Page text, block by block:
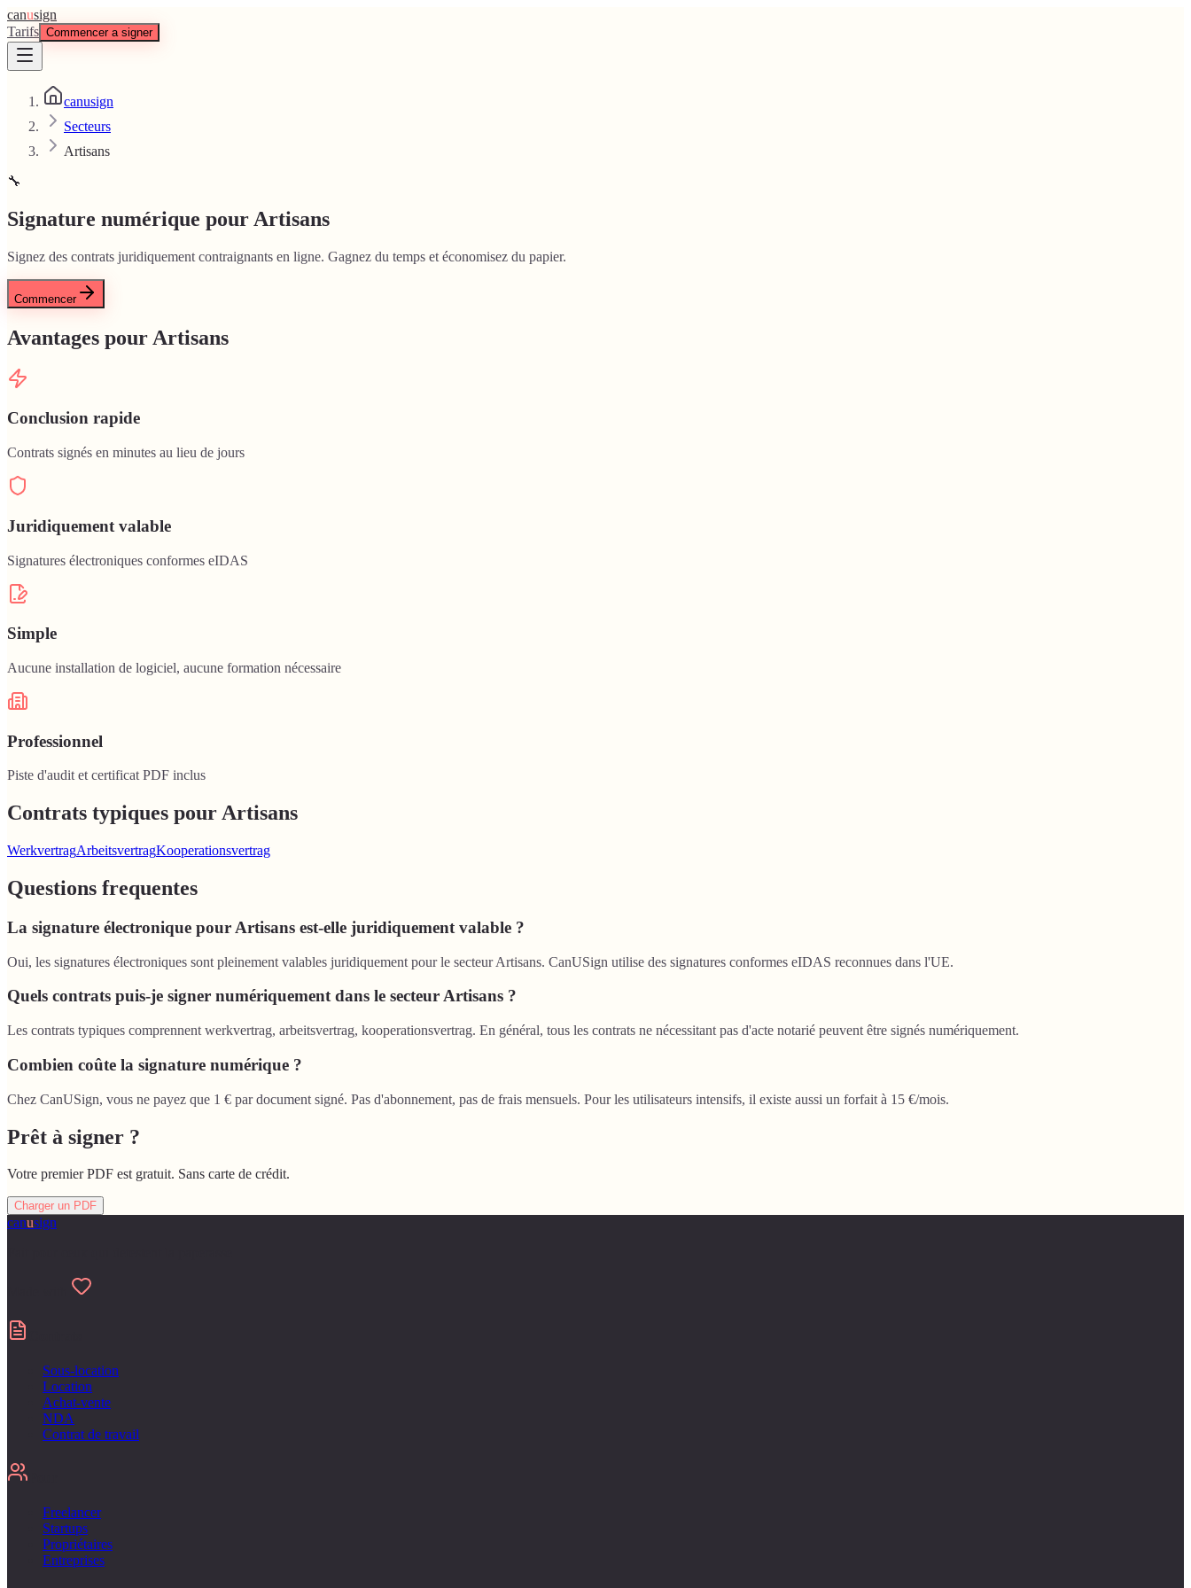
canusign
Tarifs Commencer a signer
canusign
Secteurs
Artisans
🔧
Signature numérique pour Artisans
Signez des contrats juridiquement contraignants en ligne. Gagnez du temps et économisez du papier.
Commencer
Avantages pour Artisans
Conclusion rapide
Contrats signés en minutes au lieu de jours
Juridiquement valable
Signatures électroniques conformes eIDAS
Simple
Aucune installation de logiciel, aucune formation nécessaire
Professionnel
Piste d'audit et certificat PDF inclus
Contrats typiques pour Artisans
WerkvertragArbeitsvertragKooperationsvertrag
Questions frequentes
La signature électronique pour Artisans est-elle juridiquement valable ?
Oui, les signatures électroniques sont pleinement valables juridiquement pour le secteur Artisans. CanUSign utilise des signatures conformes eIDAS reconnues dans l'UE.
Quels contrats puis-je signer numériquement dans le secteur Artisans ?
Les contrats typiques comprennent werkvertrag, arbeitsvertrag, kooperationsvertrag. En général, tous les contrats ne nécessitant pas d'acte notarié peuvent être signés numériquement.
Combien coûte la signature numérique ?
Chez CanUSign, vous ne payez que 1 € par document signé. Pas d'abonnement, pas de frais mensuels. Pour les utilisateurs intensifs, il existe aussi un forfait à 15 €/mois.
Prêt à signer ?
Votre premier PDF est gratuit. Sans carte de crédit.
Charger un PDF
canusign
Sous-location
Location
Achat-vente
NDA
Contrat de travail
Freelancer
Startups
Propriétaires
Entreprises